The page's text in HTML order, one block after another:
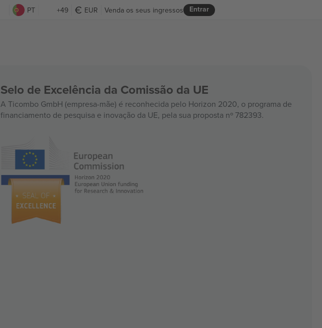
PT +49 EUR Entrar
Venda os seus ingressos
Selo de Excelência da Comissão da UE
A Ticombo GmbH (empresa-mãe) é reconhecida pelo Horizon 2020, o programa de
financiamento de pesquisa e inovação da UE, pela sua proposta nº 782393.